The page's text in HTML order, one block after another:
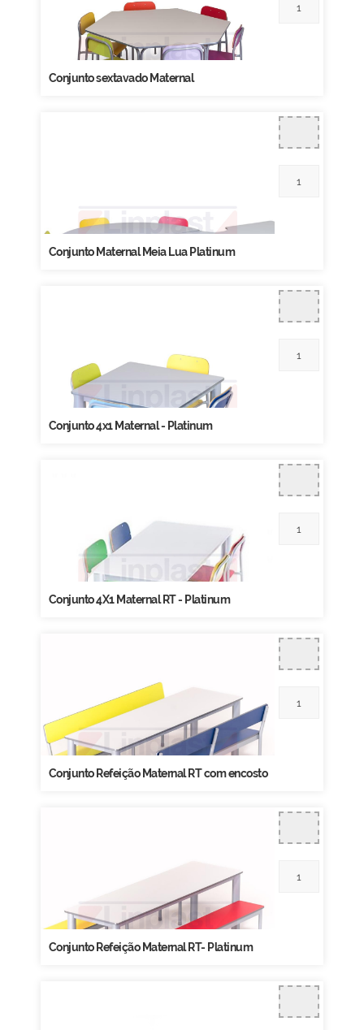
Conjunto sextavado Maternal
Conjunto Maternal Meia Lua Platinum
Conjunto 4x1 Maternal - Platinum
Conjunto 4X1 Maternal RT - Platinum
Conjunto Refeição Maternal RT com encosto
Conjunto Refeição Maternal RT- Platinum